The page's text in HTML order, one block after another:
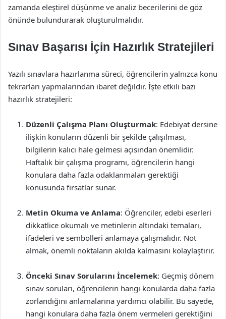
zamanda eleştirel düşünme ve analiz becerilerini de göz
önünde bulundurarak oluşturulmalıdır.
Sınav Başarısı İçin Hazırlık Stratejileri
Yazılı sınavlara hazırlanma süreci, öğrencilerin yalnızca konu
tekrarları yapmalarından ibaret değildir. İşte etkili bazı
hazırlık stratejileri:
Düzenli Çalışma Planı Oluşturmak: Edebiyat dersine
ilişkin konuların düzenli bir şekilde çalışılması,
bilgilerin kalıcı hale gelmesi açısından önemlidir.
Haftalık bir çalışma programı, öğrencilerin hangi
konulara daha fazla odaklanmaları gerektiği
konusunda fırsatlar sunar.
Metin Okuma ve Anlama: Öğrenciler, edebi eserleri
dikkatlice okumalı ve metinlerin altındaki temaları,
ifadeleri ve sembolleri anlamaya çalışmalıdır. Not
almak, önemli noktaların akılda kalmasını kolaylaştırır.
Önceki Sınav Sorularını İncelemek: Geçmiş dönem
sınav soruları, öğrencilerin hangi konularda daha fazla
zorlandığını anlamalarına yardımcı olabilir. Bu sayede,
hangi konulara daha fazla önem vermeleri gerektiğini